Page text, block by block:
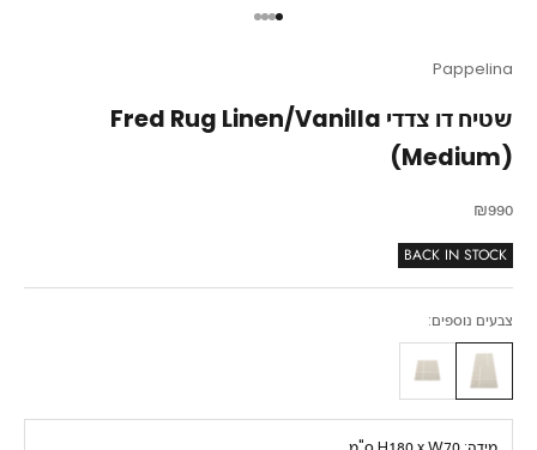
עבור לפריט 1
עבור לפריט 2
עבור לפריט 3
עבור לפריט 4
Pappelina
שטיח דו צדדי Fred Rug Linen/Vanilla
(Medium)
מחיר מבצע
₪990
BACK IN STOCK
צבעים נוספים: